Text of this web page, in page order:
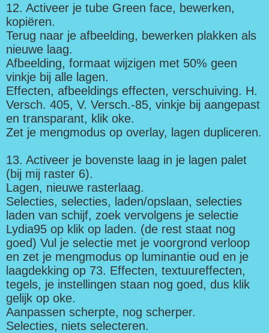
12. Activeer je tube Green face, bewerken,
kopiëren.
Terug naar je afbeelding, bewerken plakken als
nieuwe laag.
Afbeelding, formaat wijzigen met 50% geen
vinkje bij alle lagen.
Effecten, afbeeldings effecten, verschuiving. H.
Versch. 405, V. Versch.-85, vinkje bij aangepast
en transparant, klik oke.
Zet je mengmodus op overlay, lagen dupliceren.
13. Activeer je bovenste laag in je lagen palet
(bij mij raster 6).
Lagen, nieuwe rasterlaag.
Selecties, selecties, laden/opslaan, selecties
laden van schijf, zoek vervolgens je selectie
Lydia95 op klik op laden. (de rest staat nog
goed) Vul je selectie met je voorgrond verloop
en zet je mengmodus op luminantie oud en je
laagdekking op 73. Effecten, textuureffecten,
tegels, je instellingen staan nog goed, dus klik
gelijk op oke.
Aanpassen scherpte, nog scherper.
Selecties, niets selecteren.